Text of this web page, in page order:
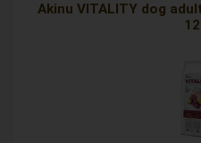
Akinu VITALITY dog